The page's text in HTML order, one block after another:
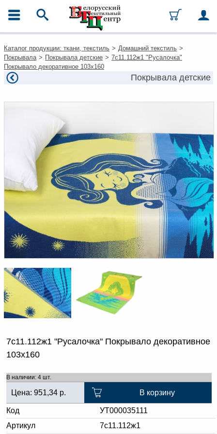
Каталог
Ткани
Домашний текстиль
Одежда
Текстиль для ресторанов и
Текстильная галантерея и
фурнитура
Условия работы
Оплата и доставка
Как оформить заказ
Вакансии
Доверенность на
получение груза
Документы по работе с
персональными данными
Письмо руководителю
Вопросы и ответы
Новости | Статьи
Каталог продукции: ткани, текстиль > Домашний текстиль >
Покрывала > Покрывала детские > 7с11.112ж1 "Русалочка"
Покрывало декоративное 103х160
Покрывала детские
7с11.112ж1 "Русалочка" Покрывало декоративное
103х160
В наличии: 4 шт.
Цена: 951,34 р. В корзину
Код
УТ000035111
Артикул
7с11.112ж1